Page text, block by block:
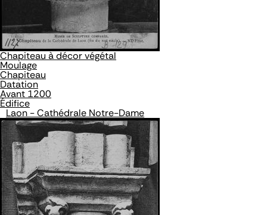
Chapiteau à décor végétal
Moulage
Chapiteau
Datation
Avant 1200
Édifice
Laon - Cathédrale Notre-Dame